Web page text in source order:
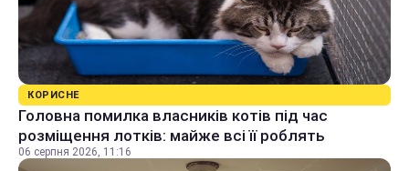
КОРИСНЕ
Головна помилка власників котів під час
розміщення лотків: майже всі її роблять
06 серпня 2026, 11:16